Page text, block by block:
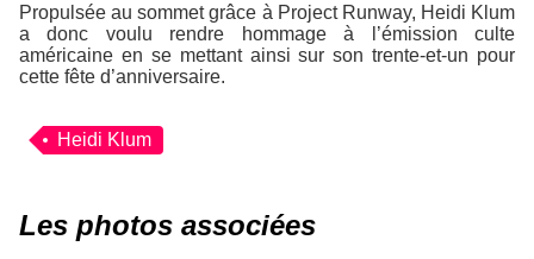
Propulsée au sommet grâce à Project Runway, Heidi Klum
a donc voulu rendre hommage à l’émission culte
américaine en se mettant ainsi sur son trente-et-un pour
cette fête d’anniversaire.
Heidi Klum
Les photos associées